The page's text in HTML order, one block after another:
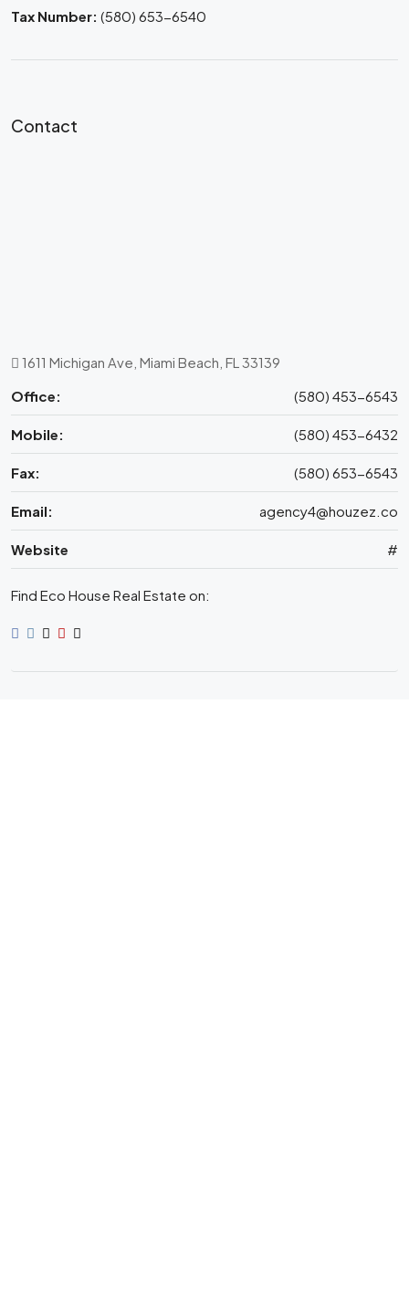
Tax Number: (580) 653-6540
Contact
1611 Michigan Ave, Miami Beach, FL 33139
Office:
(580) 453-6543
Mobile: (580) 453-6432
Fax: (580) 653-6543
Email: agency4@houzez.co
Website #
Find Eco House Real Estate on: